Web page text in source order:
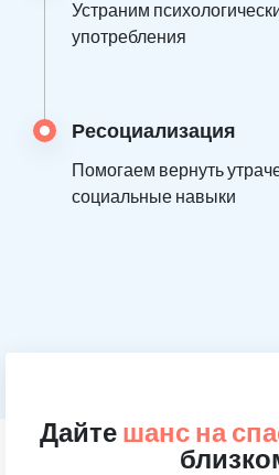
Устраним
употребления
Ресоциализация
Помогаем вернуть
социальные навыки
Дайте шанс на